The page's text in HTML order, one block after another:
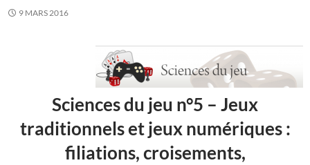
9 MARS 2016
Sciences du jeu n°5 – Jeux
traditionnels et jeux numériques :
filiations, croisements,